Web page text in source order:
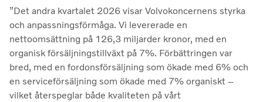
”Det andra kvartalet 2026 visar Volvokoncernens styrka
och anpassningsförmåga. Vi levererade en
nettoomsättning på 126,3 miljarder kronor, med en
organisk försäljningstillväxt på 7%. Förbättringen var
bred, med en fordonsförsäljning som ökade med 6% och
en serviceförsäljning som ökade med 7% organiskt –
vilket återspeglar både kvaliteten på vårt